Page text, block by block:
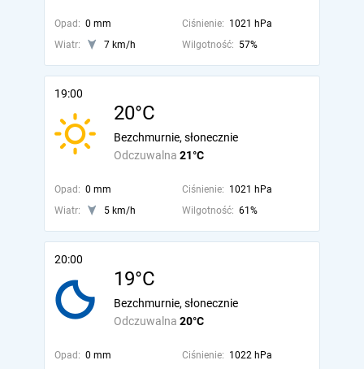
Opad: 0 mm Ciśnienie: 1021 hPa
Wiatr:
7 km/h Wilgotność: 57%
19:00
20°C
Odczuwalna 21°C
Bezchmurnie, słonecznie
Opad: 0 mm Ciśnienie: 1021 hPa
Wiatr:
5 km/h Wilgotność: 61%
20:00
19°C
Odczuwalna 20°C
Bezchmurnie, słonecznie
Opad: 0 mm Ciśnienie: 1022 hPa